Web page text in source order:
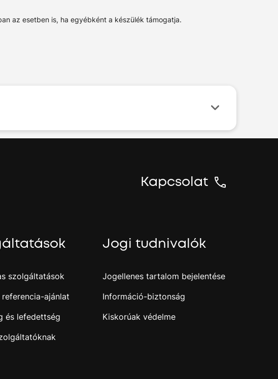
az esetben is, ha egyébként a készülék támogatja.
Kapcsolat
szolgáltatások
referencia-ajánlat
és lefedettség
Jogi tudnivalók
Jogellenes tartalom bejelentése
Információ-biztonság
Kiskorúak védelme